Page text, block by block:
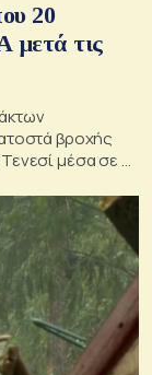
20
μετά τις
βροχής
μέσα σε 6